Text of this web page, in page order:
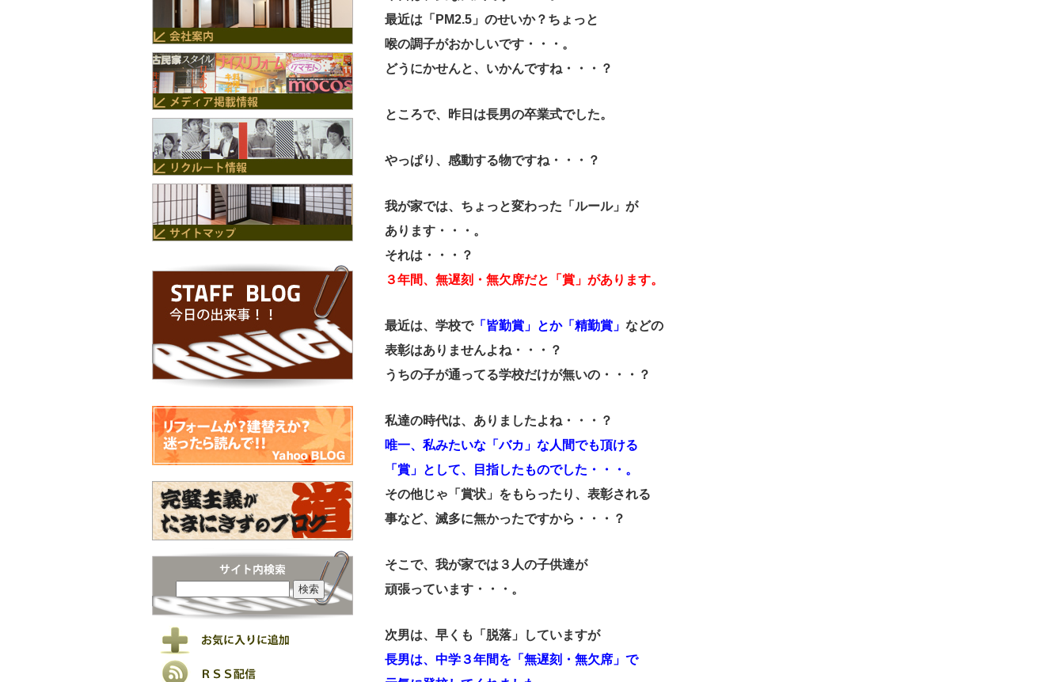
最近は「PM2.5」のせいか？ちょっと
喉の調子がおかしいです・・・。
どうにかせんと、いかんですね・・・？
ところで、昨日は長男の卒業式でした。
やっぱり、感動する物ですね・・・？
我が家では、ちょっと変わった「ルール」が
あります・・・。
それは・・・？
３年間、無遅刻・無欠席だと「賞」があります。
最近は、学校で「皆勤賞」とか「精勤賞」 などの
表彰はありませんよね・・・？
うちの子が通ってる学校だけが無いの・・・？
私達の時代は、ありましたよね・・・？
唯一、私みたいな「バカ」な人間でも頂ける
「賞」として、目指したものでした・・・。
その他じゃ「賞状」をもらったり、表彰される
事など、滅多に無かったですから・・・？
そこで、我が家では３人の子供達が
頑張っています・・・。
次男は、早くも「脱落」していますが
長男は、中学３年間を「無遅刻・無欠席」で